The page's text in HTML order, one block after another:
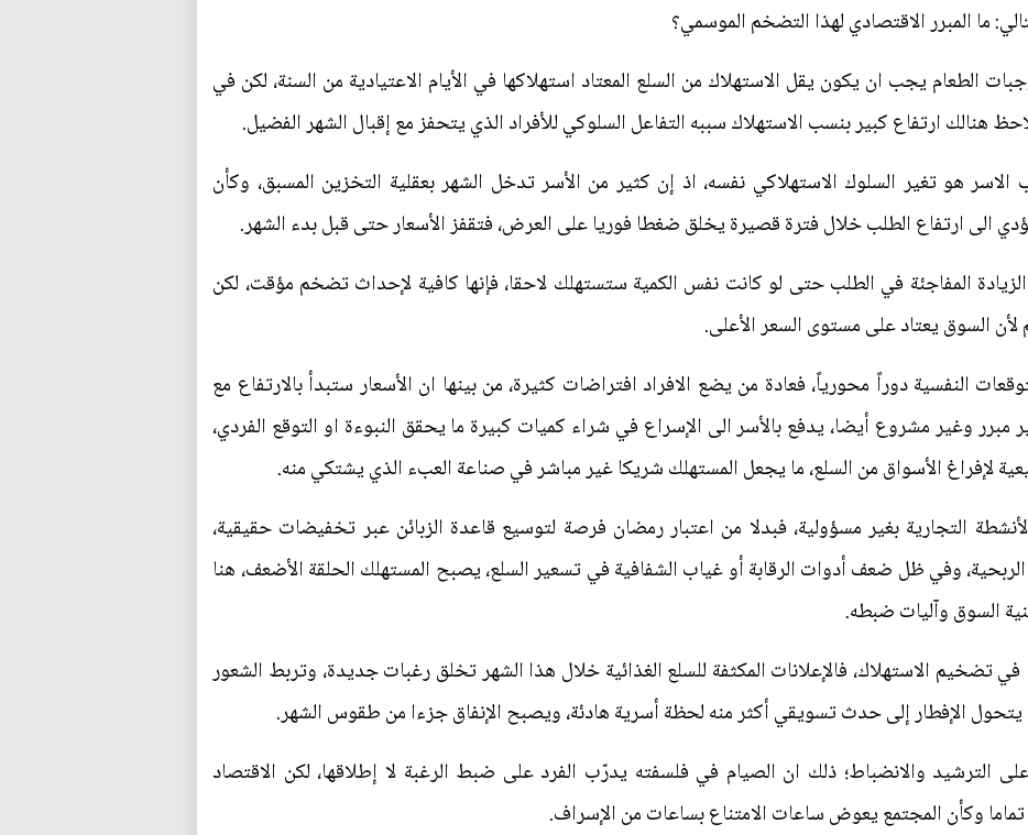
ما المبرر الاقتصادي لهذا التضخم الموسمي؟
الطعام يجب ان يكون يقل الاستهلاك من السلع المعتاد استهلاكها في الأيام الاعتيادية من السنة، لكن في
هنالك ارتفاع كبير بنسب الاستهلاك سببه التفاعل السلوكي للأفراد الذي يتحفز مع إقبال الشهر الفضيل.
هو تغير السلوك الاستهلاكي نفسه، اذ إن كثير من الأسر تدخل الشهر بعقلية التخزين المسبق، وكأن
الى ارتفاع الطلب خلال فترة قصيرة يخلق ضغطا فوريا على العرض، فتقفز الأسعار حتى قبل بدء الشهر.
المفاجئة في الطلب حتى لو كانت نفس الكمية ستستهلك لاحقا، فإنها كافية لإحداث تضخم مؤقت، لكن
السوق يعتاد على مستوى السعر الأعلى.
النفسية دوراً محورياً، فعادة من يضع الافراد افتراضات كثيرة، من بينها ان الأسعار ستبدأ بالارتفاع مع
وغير مشروع أيضا، يدفع بالأسر الى الإسراع في شراء كميات كبيرة ما يحقق النبوءة او التوقع الفردي،
لإفراغ الأسواق من السلع، ما يجعل المستهلك شريكا غير مباشر في صناعة العبء الذي يشتكي منه.
التجارية بغير مسؤولية، فبدلا من اعتبار رمضان فرصة لتوسيع قاعدة الزبائن عبر تخفيضات حقيقية،
وفي ظل ضعف أدوات الرقابة أو غياب الشفافية في تسعير السلع، يصبح المستهلك الحلقة الأضعف، هنا
السوق وآليات ضبطه.
في تضخيم الاستهلاك، فالإعلانات المكثفة للسلع الغذائية خلال هذا الشهر تخلق رغبات جديدة، وتربط الشعور
يتحول الإفطار إلى حدث تسويقي أكثر منه لحظة أسرية هادئة، ويصبح الإنفاق جزءا من طقوس الشهر.
الترشيد والانضباط؛ ذلك ان الصيام في فلسفته يدرّب الفرد على ضبط الرغبة لا إطلاقها، لكن الاقتصاد
وكأن المجتمع يعوض ساعات الامتناع بساعات من الإسراف.